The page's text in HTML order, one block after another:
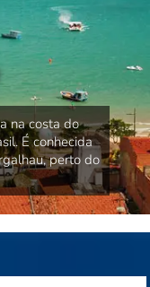
na costa do
É conhecida
perto do